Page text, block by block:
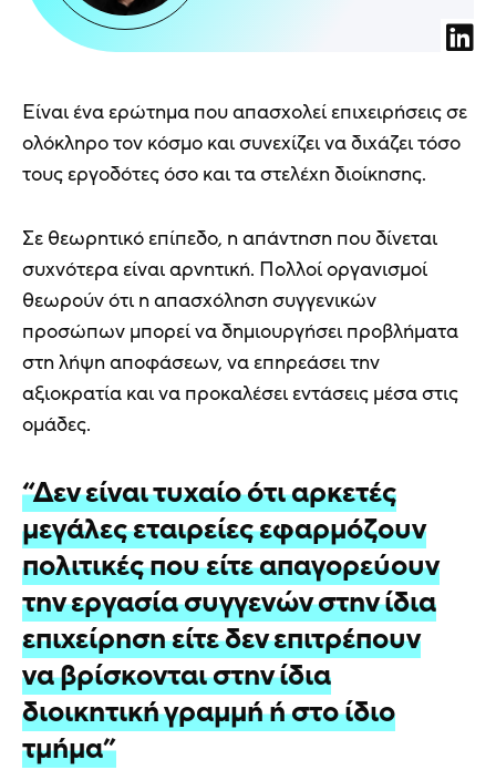
Είναι ένα ερώτημα που απασχολεί επιχειρήσεις σε
ολόκληρο τον κόσμο και συνεχίζει να διχάζει τόσο
τους εργοδότες όσο και τα στελέχη διοίκησης.
Σε θεωρητικό επίπεδο, η απάντηση που δίνεται
συχνότερα είναι αρνητική. Πολλοί οργανισμοί
θεωρούν ότι η απασχόληση συγγενικών
προσώπων μπορεί να δημιουργήσει προβλήματα
στη λήψη αποφάσεων, να επηρεάσει την
αξιοκρατία και να προκαλέσει εντάσεις μέσα στις
ομάδες.
“Δεν είναι τυχαίο ότι αρκετές
μεγάλες εταιρείες εφαρμόζουν
πολιτικές που είτε απαγορεύουν
την εργασία συγγενών στην ίδια
επιχείρηση είτε δεν επιτρέπουν
να βρίσκονται στην ίδια
διοικητική γραμμή ή στο ίδιο
τμήμα”